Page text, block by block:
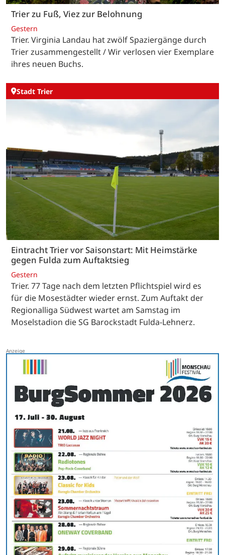
Trier zu Fuß, Viez zur Belohnung
Gestern
Trier. Virginia Landau hat zwölf Spaziergänge durch
Trier zusammengestellt / Wir verlosen vier Exemplare
ihres neuen Buchs.
Stadt Trier
Eintracht Trier vor Saisonstart: Mit Heimstärke
gegen Fulda zum Auftaktsieg
Gestern
Trier. 77 Tage nach dem letzten Pflichtspiel wird es
für die Mosestädter wieder ernst. Zum Auftakt der
Regionalliga Südwest wartet am Samstag im
Moselstadion die SG Barockstadt Fulda-Lehnerz.